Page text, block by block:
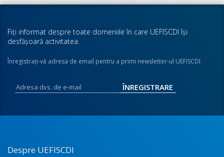
Fiţi informat despre toate domeniile în care UEFISCDI îşi
desfăşoară activitatea.
Înregistraţi-vă adresa de email pentru a primi newsletter-ul UEFISCDI
Despre UEFISCDI